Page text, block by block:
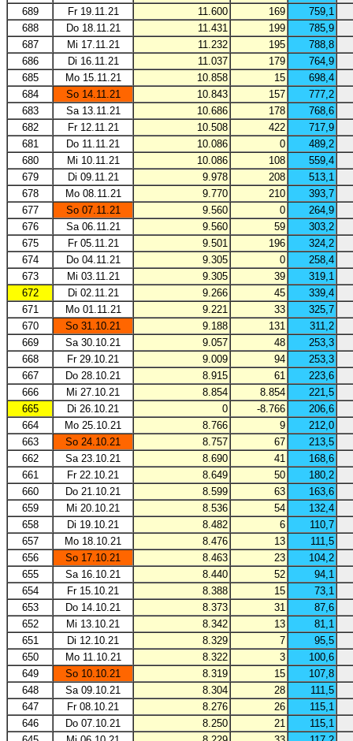
689
Fr 19.11.21 11.600 169
759,1
688
Do 18.11.21 11.431 199
785,9
687
Mi 17.11.21 11.232 195
788,8
686
Di 16.11.21 11.037 179
764,9
685
Mo 15.11.21 10.858 15
698,4
684
So 14.11.21 10.843 157
777,2
683
Sa 13.11.21 10.686 178
768,6
682
Fr 12.11.21 10.508 422
717,9
681
Do 11.11.21 10.086 0
489,2
680
Mi 10.11.21 10.086 108
559,4
679
Di 09.11.21 9.978 208
513,1
678
Mo 08.11.21 9.770 210
393,7
677
So 07.11.21 9.560 0
264,9
676
Sa 06.11.21 9.560 59
303,2
675
Fr 05.11.21 9.501 196
324,2
674
Do 04.11.21 9.305 0
258,4
673
Mi 03.11.21 9.305 39
319,1
672
Di 02.11.21 9.266 45
339,4
671
Mo 01.11.21 9.221 33
325,7
670
So 31.10.21 9.188 131
311,2
669
Sa 30.10.21 9.057 48
253,3
668
Fr 29.10.21 9.009 94
253,3
667
Do 28.10.21 8.915 61
223,6
666
Mi 27.10.21 8.854 8.854
221,5
665
Di 26.10.21 0 -8.766
206,6
664
Mo 25.10.21 8.766 9
212,0
663
So 24.10.21 8.757 67
213,5
662
Sa 23.10.21 8.690 41
168,6
661
Fr 22.10.21 8.649 50
180,2
660
Do 21.10.21 8.599 63
163,6
659
Mi 20.10.21 8.536 54
132,4
658
Di 19.10.21 8.482 6
110,7
657
Mo 18.10.21 8.476 13
111,5
656
So 17.10.21 8.463 23
104,2
655
Sa 16.10.21 8.440 52
94,1
654
Fr 15.10.21 8.388 15
73,1
653
Do 14.10.21 8.373 31
87,6
652
Mi 13.10.21 8.342 13
81,1
651
Di 12.10.21 8.329 7
95,5
650
Mo 11.10.21 8.322 3
100,6
649
So 10.10.21 8.319 15
107,8
648
Sa 09.10.21 8.304 28
111,5
647
Fr 08.10.21 8.276 26
115,1
646
Do 07.10.21 8.250 21
115,1